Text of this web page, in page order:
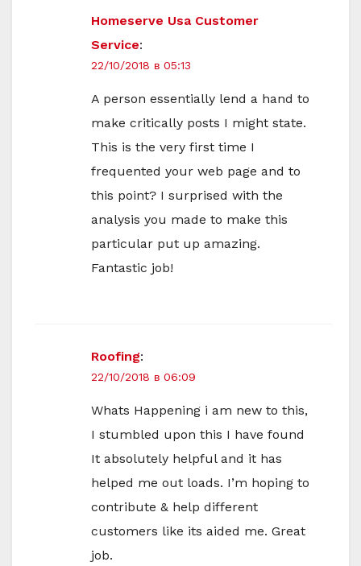
Homeserve Usa Customer
Service:
22/10/2018 в 05:13
A person essentially lend a hand to
make critically posts I might state.
This is the very first time I
frequented your web page and to
this point? I surprised with the
analysis you made to make this
particular put up amazing.
Fantastic job!
Roofing:
22/10/2018 в 06:09
Whats Happening i am new to this,
I stumbled upon this I have found
It absolutely helpful and it has
helped me out loads. I’m hoping to
contribute & help different
customers like its aided me. Great
job.